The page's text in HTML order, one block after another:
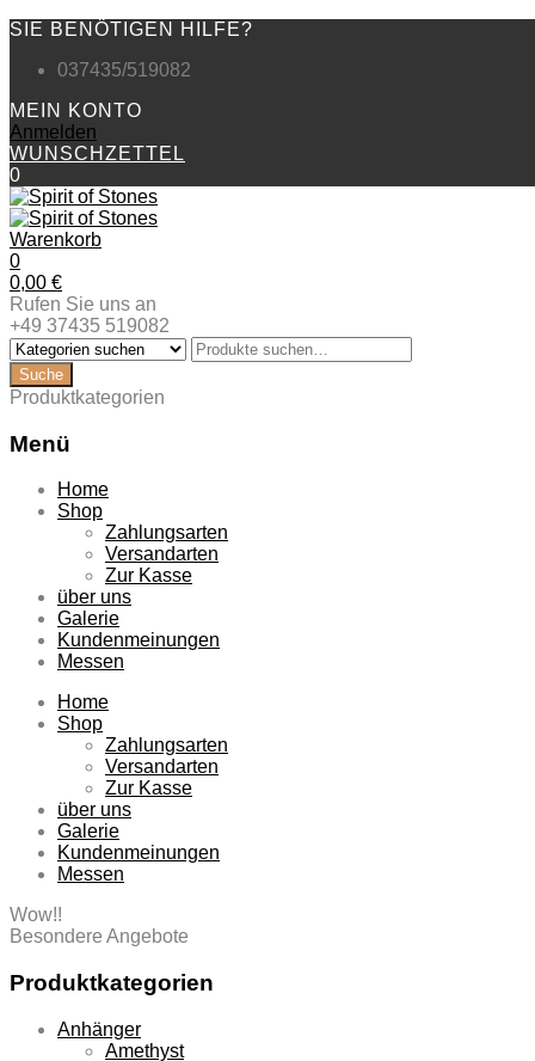
SIE BENÖTIGEN HILFE?
037435/519082
MEIN KONTO
Anmelden
WUNSCHZETTEL
0
Warenkorb
0
0,00 €
Rufen Sie uns an
+49 37435 519082
Produktkategorien
Menü
Zum
Inhalt
Home
Shop
Zahlungsarten
Versandarten
Zur Kasse
über uns
Galerie
Kundenmeinungen
Messen
Home
Shop
Zahlungsarten
Versandarten
Zur Kasse
über uns
Galerie
Kundenmeinungen
Messen
Wow!!
Besondere Angebote
Produktkategorien
Anhänger
Amethyst